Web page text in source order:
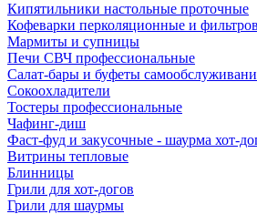
Кипятильники настольные проточные
Кофеварки перколяционные и
Мармиты и супницы
Печи СВЧ профессиональные
Салат-бары и буфеты
Сокоохладители
Тостеры профессиональные
Чафинг-диш
Фаст-фуд и закусочные - шаурма хот-
Витрины тепловые
Блинницы
Грили для хот-догов
Грили для шаурмы